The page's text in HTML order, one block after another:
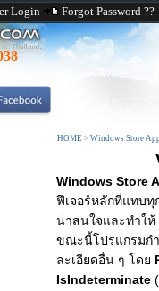
Login Forgot Password ??
HOME > Windows Store
Windows Store
ฟีเจอร์หลักที่แทบทุ
น่าสนใจและทำให้
ขณะนี้โปรแกรมกำ
ละเอียดอื่น ๆ โดย
IsIndeterminate